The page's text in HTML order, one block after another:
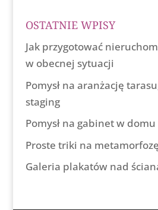
OSTATNIE WPISY
Jak przygotować
w obecnej sytuacji
Pomysł na aranżację
staging
Pomysł na gabinet w domu
Proste triki na
Galeria plakatów nad